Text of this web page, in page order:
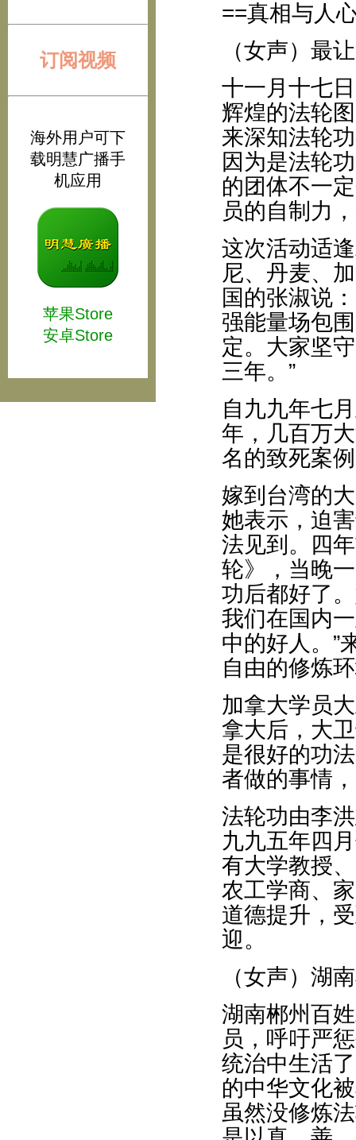
订阅视频
海外用户可下
载明慧广播手
机应用
苹果Store
安卓Store
==真相与人
（女声）最
十一月十七
辉煌的法轮
来深知法轮
因为是法轮
的团体不一
员的自制力
这次活动适
尼、丹麦、
国的张淑说
强能量场包
定。大家坚
三年。”
自九九年七
年，几百万
名的致死案
嫁到台湾的
她表示，迫
法见到。四
轮》，当晚
功后都好了
我们在国内
中的好人。”
自由的修炼
加拿大学员
拿大后，大
是很好的功
者做的事情
法轮功由李
九九五年四
有大学教授
农工学商、
道德提升，
迎。
（女声）湖
湖南郴州百
员，呼吁严
统治中生活
的中华文化
虽然没修炼